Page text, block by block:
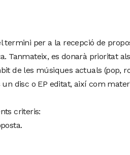
termini per a la recepció de
Tanmateix, es donarà prioritat
de les músiques actuals (pop,
disc o EP editat, així com
criteris: